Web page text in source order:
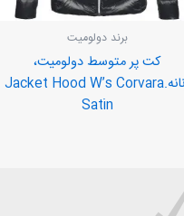
برند دولومیت
کت پر متوسط دولومیت،
زنانه.Jacket Hood W’s Corvara
Satin